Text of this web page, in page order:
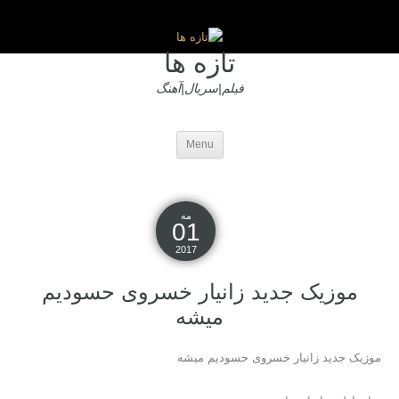
تازه ها
فیلم|سریال|آهنگ
Menu
مه
01
2017
موزیک جدید زانیار خسروی حسودیم
میشه
موزیک جدید زانیار خسروی حسودیم میشه